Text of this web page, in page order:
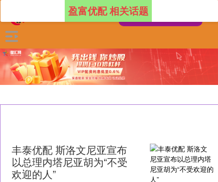
盈富优配 相关话题
丰泰优配 斯洛文尼亚宣布
以总理内塔尼亚胡为“不受
欢迎的人”